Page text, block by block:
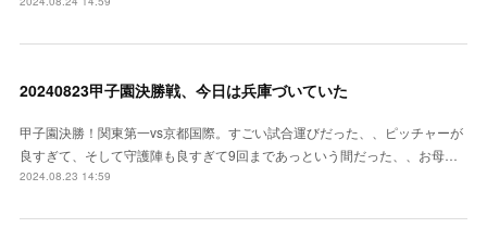
20240823甲子園決勝戦、今日は兵庫づいていた
甲子園決勝！関東第一vs京都国際。すごい試合運びだった、、ピッチャーが
良すぎて、そして守護陣も良すぎて9回まであっという間だった、、お母…
2024.08.23 14:59